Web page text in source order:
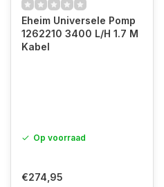
Eheim Universele Pomp
1262210 3400 L/H 1.7 M
Kabel
Op voorraad
€274,95